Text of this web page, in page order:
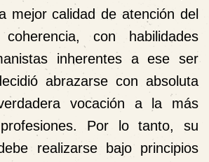
mejor calidad de atención del
con habilidades
inherentes a ese ser
abrazarse con absoluta
vocación a la más
Por lo tanto, su
realizarse bajo principios